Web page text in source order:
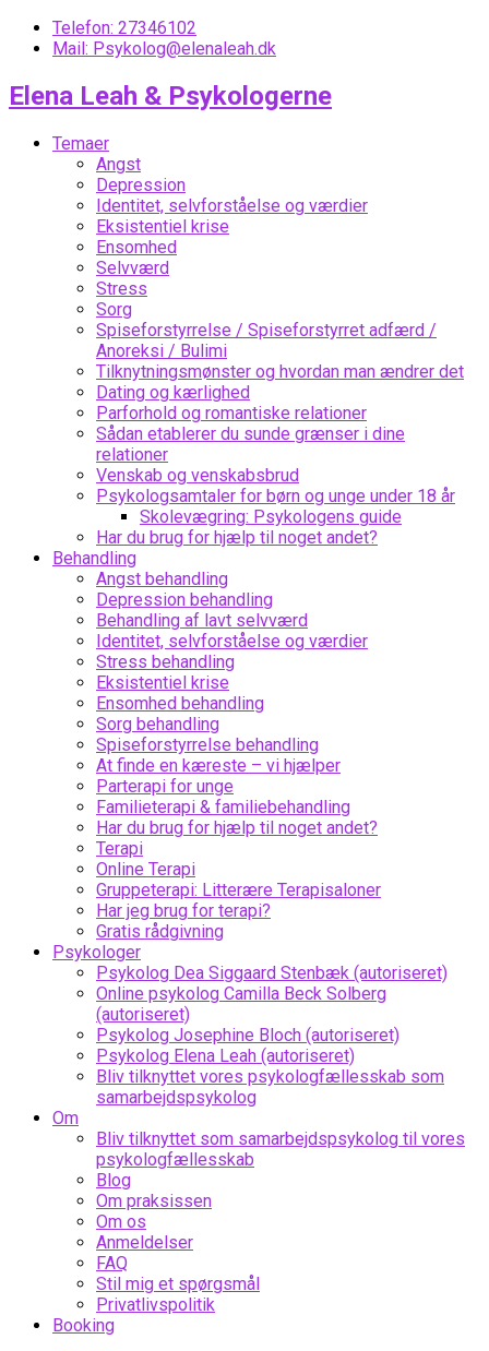
Telefon: 27346102
Mail: Psykolog@elenaleah.dk
Elena Leah & Psykologerne
Temaer
Angst
Depression
Identitet, selvforståelse og værdier
Eksistentiel krise
Ensomhed
Selvværd
Stress
Sorg
Spiseforstyrrelse / Spiseforstyrret adfærd /
Anoreksi / Bulimi
Tilknytningsmønster og hvordan man ændrer det
Dating og kærlighed
Parforhold og romantiske relationer
Sådan etablerer du sunde grænser i dine
relationer
Venskab og venskabsbrud
Psykologsamtaler for børn og unge under 18 år
Skolevægring: Psykologens guide
Har du brug for hjælp til noget andet?
Behandling
Angst behandling
Depression behandling
Behandling af lavt selvværd
Identitet, selvforståelse og værdier
Stress behandling
Eksistentiel krise
Ensomhed behandling
Sorg behandling
Spiseforstyrrelse behandling
At finde en kæreste – vi hjælper
Parterapi for unge
Familieterapi & familiebehandling
Har du brug for hjælp til noget andet?
Terapi
Online Terapi
Gruppeterapi: Litterære Terapisaloner
Har jeg brug for terapi?
Gratis rådgivning
Psykologer
Psykolog Dea Siggaard Stenbæk (autoriseret)
Online psykolog Camilla Beck Solberg
(autoriseret)
Psykolog Josephine Bloch (autoriseret)
Psykolog Elena Leah (autoriseret)
Bliv tilknyttet vores psykologfællesskab som
samarbejdspsykolog
Om
Bliv tilknyttet som samarbejdspsykolog til vores
psykologfællesskab
Blog
Om praksissen
Om os
Anmeldelser
FAQ
Stil mig et spørgsmål
Privatlivspolitik
Booking